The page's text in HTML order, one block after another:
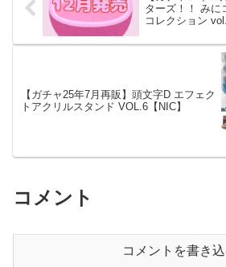
ターズ！！ みに
コレクション
【ガチャ25年7月再販】頭文字D エフェク
トアクリルスタンド VOL.6【NIC】
コメント
コメントを書き